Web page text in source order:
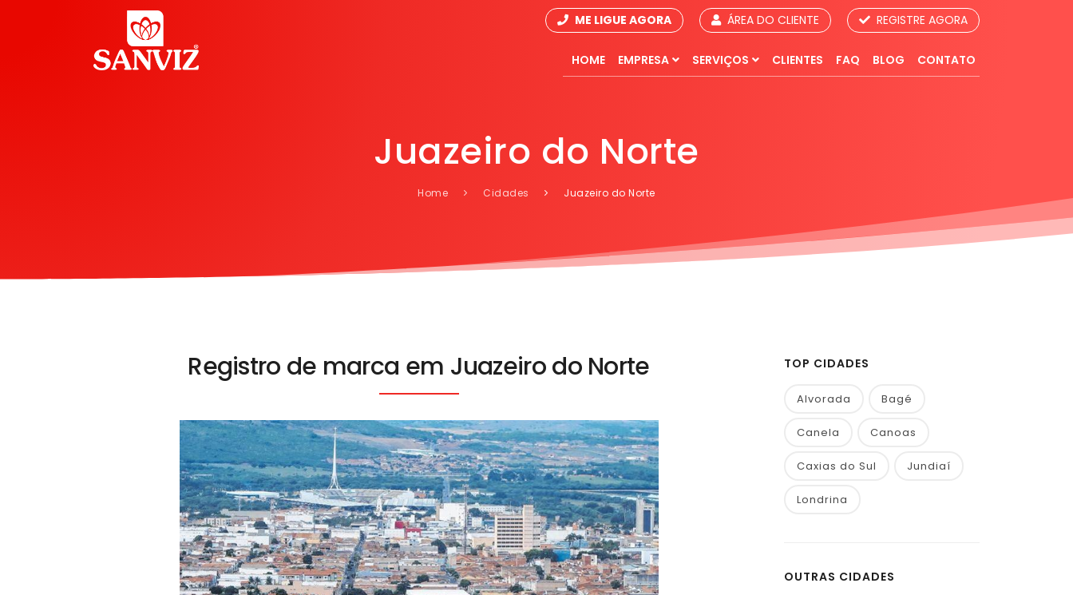
ME LIGUE AGORA ÁREA DO CLIENTE REGISTRE AGORA
HOME EMPRESA SERVIÇOS CLIENTES FAQ BLOG CONTATO
Juazeiro do Norte
Home Cidades Juazeiro do Norte
Registro de marca em Juazeiro do Norte TOP CIDADES
Alvorada Bagé
Canela Canoas
Caxias do Sul Jundiaí
Londrina
OUTRAS CIDADES